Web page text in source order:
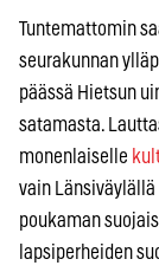
Tuntemattomin
seurakunnan
päässä Hietsun
satamasta.
monenlaiselle
vain
poukaman
lapsiperheiden